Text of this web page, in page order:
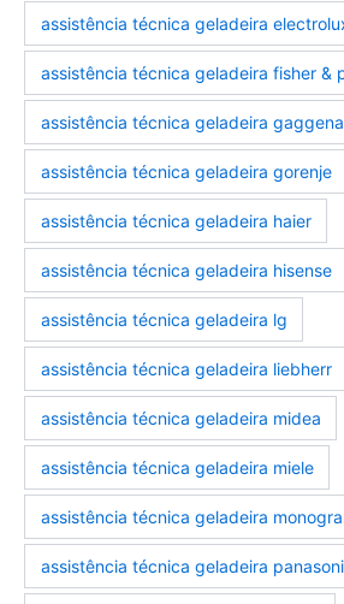
assistência técnica geladeira
assistência técnica geladeira fisher &
assistência técnica geladeira
assistência técnica geladeira gorenje
assistência técnica geladeira haier
assistência técnica geladeira hisense
assistência técnica geladeira lg
assistência técnica geladeira liebherr
assistência técnica geladeira midea
assistência técnica geladeira miele
assistência técnica geladeira
assistência técnica geladeira